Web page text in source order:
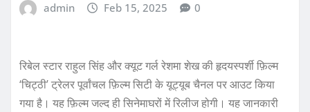
admin Feb 15, 2025 0
रिबेल स्टार राहुल सिंह और क्यूट गर्ल रेशमा शेख की हृदयस्पर्शी फ़िल्म
‘चिट्ठी’ ट्रेलर पूर्वांचल फ़िल्म सिटी के यूट्यूब चैनल पर आउट किया
गया है। यह फ़िल्म जल्द ही सिनेमाघरों में रिलीज होगी। यह जानकारी